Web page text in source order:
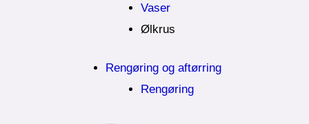
Vaser
Ølkrus
Rengøring og aftørring
Rengøring